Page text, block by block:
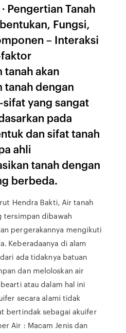
Pengertian Tanah
Fungsi,
– Interaksi
akan
tanah dengan
yang sangat
pada
dan sifat tanah
ahli
tanah dengan
berbeda.
Hendra Bakti, Air tanah
tersimpan dibawah
pergerakannya mengikuti
Keberadaanya di alam
ada tidaknya batuan
dan meloloskan air
atau dalam hal ini
secara alami tidak
bertindak sebagai akuifer
Air : Macam Jenis dan